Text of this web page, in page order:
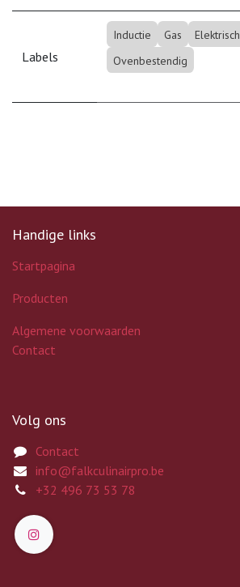
Labels
Inductie Gas Elektrisch
Ovenbestendig
Handige links
Startpagina
Producten
Algemene voorwaarden
Contact
Volg ons
Contact
info@falkculinairpro.be
+32 496 73 53 78